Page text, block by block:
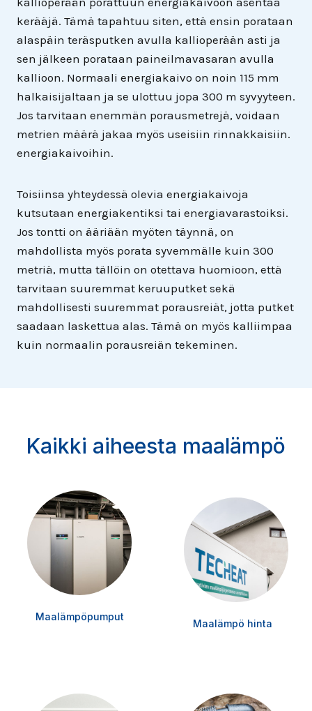
kerääjä. Tämä tapahtuu siten, että ensin porataan
alaspäin teräsputken avulla kallioperään asti ja
sen jälkeen porataan paineilmavasaran avulla
kallioon. Normaali energiakaivo on noin 115 mm
halkaisijaltaan ja se ulottuu jopa 300 m syvyyteen.
Jos tarvitaan enemmän porausmetrejä, voidaan
metrien määrä jakaa myös useisiin rinnakkaisiin.
energiakaivoihin.
Toisiinsa yhteydessä olevia energiakaivoja
kutsutaan energiakentiksi tai energiavarastoiksi.
Jos tontti on ääriään myöten täynnä, on
mahdollista myös porata syvemmälle kuin 300
metriä, mutta tällöin on otettava huomioon, että
tarvitaan suuremmat keruuputket sekä
mahdollisesti suuremmat porausreiät, jotta putket
saadaan laskettua alas. Tämä on myös kalliimpaa
kuin normaalin porausreiän tekeminen.
Kaikki aiheesta maalämpö
Maalämpöpumput
Maalämpö hinta